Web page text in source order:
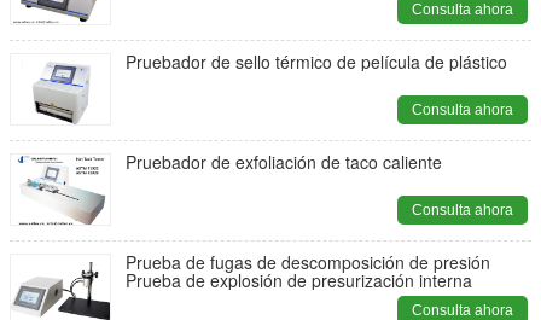
Consulta ahora
Pruebador de sello térmico de película de plástico
Consulta ahora
Pruebador de exfoliación de taco caliente
Consulta ahora
Prueba de fugas de descomposición de presión
Prueba de explosión de presurización interna
Consulta ahora